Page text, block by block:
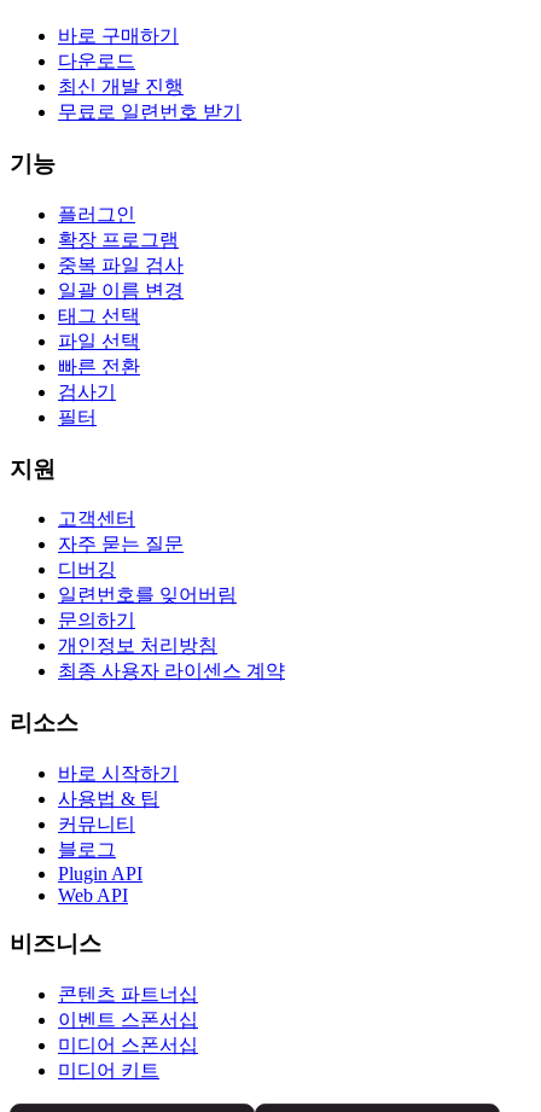
바로 구매하기
다운로드
최신 개발 진행
무료로 일련번호 받기
기능
플러그인
확장 프로그램
중복 파일 검사
일괄 이름 변경
태그 선택
파일 선택
빠른 전환
검사기
필터
지원
고객센터
자주 묻는 질문
디버깅
일련번호를 잊어버림
문의하기
개인정보 처리방침
최종 사용자 라이센스 계약
리소스
바로 시작하기
사용법 & 팁
커뮤니티
블로그
Plugin API
Web API
비즈니스
콘텐츠 파트너십
이벤트 스폰서십
미디어 스폰서십
미디어 키트